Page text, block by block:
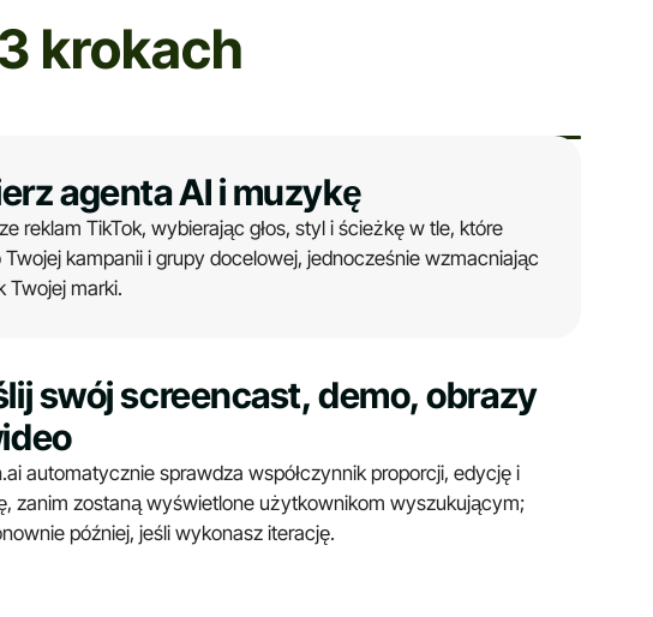
krokach
agenta AI i muzykę
reklam TikTok, wybierając głos, styl i ścieżkę w tle, które
Twojej kampanii i grupy docelowej, jednocześnie wzmacniając
Twojej marki.
swój screencast, demo, obrazy
automatycznie sprawdza współczynnik proporcji, edycję i
zanim zostaną wyświetlone użytkownikom wyszukującym;
później, jeśli wykonasz iterację.